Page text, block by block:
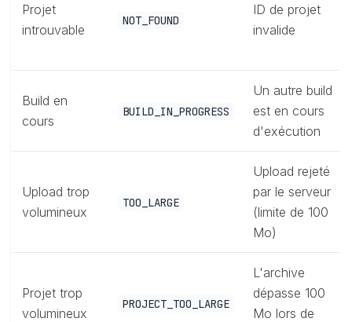
Projet
introuvable
NOT_FOUND
ID de projet
invalide
Build en
cours
BUILD_IN_PROGRESS
Un autre build
est en cours
d'exécution
Upload trop
volumineux
TOO_LARGE
Upload rejeté
par le serveur
(limite de 100
Mo)
Projet trop
volumineux
PROJECT_TOO_LARGE
L'archive
dépasse 100
Mo lors de